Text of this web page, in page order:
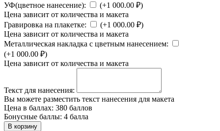
УФ(цветное нанесение):
(+1 000.00 ₽)
Цена зависит от количества и макета
Гравировка на плакетке:
(+1 000.00 ₽)
Цена зависит от количества и макета
Металлическая накладка с цветным нанесением:
(+1 000.00 ₽)
Цена зависит от количества и макета
Текст для нанесения:
Вы можете разместить текст нанесения для макета
Цена в баллах: 380 баллов
Бонусные баллы: 4 балла
В корзину